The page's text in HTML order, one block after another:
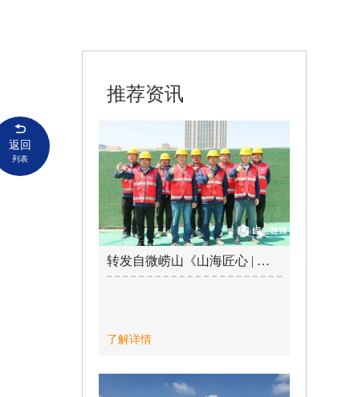
返回
列表
推荐资讯
转发自微崂山《山海匠心 | 青岛海德工程：以创新推动市政工程升级转型》 / 2025-05-06
了解详情